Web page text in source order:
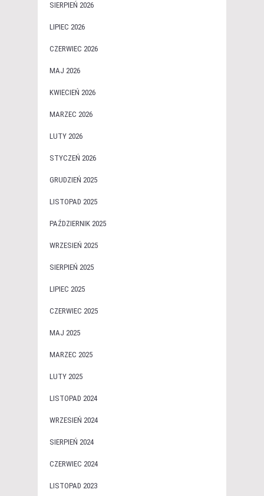
SIERPIEŃ 2026
LIPIEC 2026
CZERWIEC 2026
MAJ 2026
KWIECIEŃ 2026
MARZEC 2026
LUTY 2026
STYCZEŃ 2026
GRUDZIEŃ 2025
LISTOPAD 2025
PAŹDZIERNIK 2025
WRZESIEŃ 2025
SIERPIEŃ 2025
LIPIEC 2025
CZERWIEC 2025
MAJ 2025
MARZEC 2025
LUTY 2025
LISTOPAD 2024
WRZESIEŃ 2024
SIERPIEŃ 2024
CZERWIEC 2024
LISTOPAD 2023